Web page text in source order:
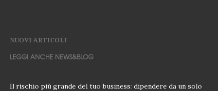
NUOVI ARTICOLI
LEGGI ANCHE NEWS&BLOG
Il rischio più grande del tuo business: dipendere da un solo